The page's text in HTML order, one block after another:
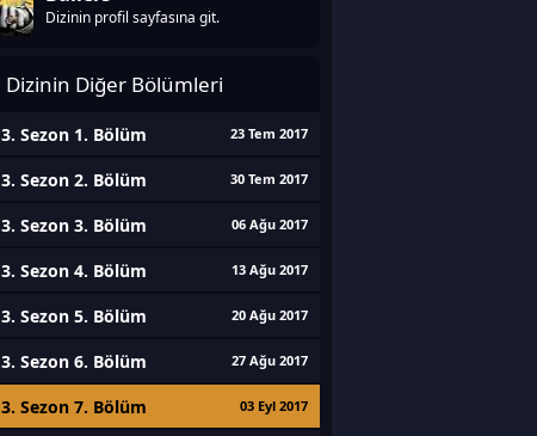
Dizinin profil sayfasına git.
Dizinin Diğer Bölümleri
3. Sezon 1. Bölüm 23 Tem 2017
3. Sezon 2. Bölüm 30 Tem 2017
3. Sezon 3. Bölüm 06 Ağu 2017
3. Sezon 4. Bölüm 13 Ağu 2017
3. Sezon 5. Bölüm 20 Ağu 2017
3. Sezon 6. Bölüm 27 Ağu 2017
3. Sezon 7. Bölüm 03 Eyl 2017